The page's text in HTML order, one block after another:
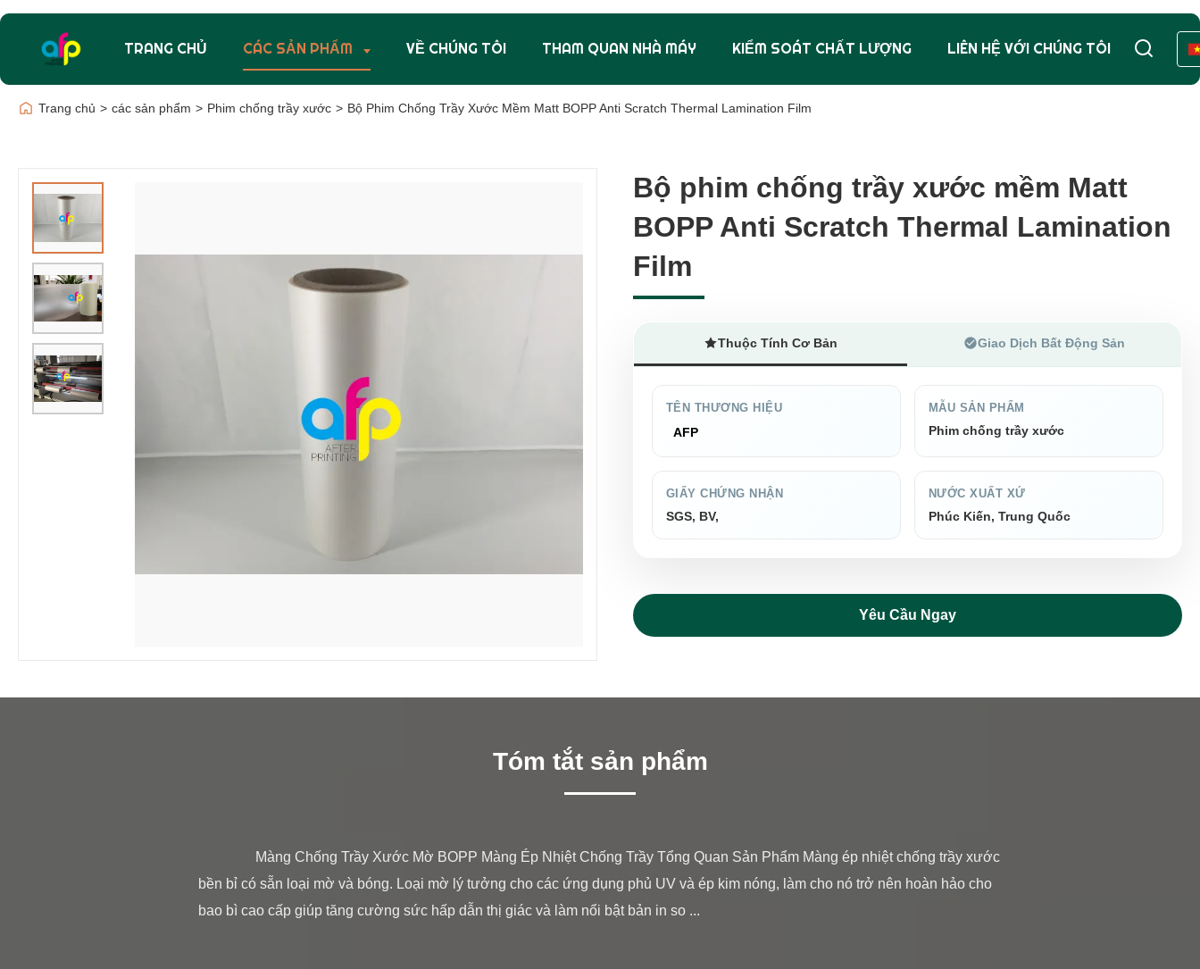
TRANG CHỦ CÁC SẢN PHẨM VỀ CHÚNG TÔI THAM QUAN NHÀ MÁY KIỂM SOÁT CHẤT LƯỢNG LIÊN HỆ VỚI CHÚNG TÔI
Trang chủ > các sản phẩm > Phim chống trầy xước > Bộ Phim Chống Trầy Xước Mềm Matt BOPP Anti Scratch Thermal Lamination Film
Bộ phim chống trầy xước mềm Matt
BOPP Anti Scratch Thermal Lamination
Film
Bộ phim chống trầy xước mềm Matt
BOPP Anti Scratch Thermal Lamination
Film
Thuộc Tính Cơ Bản Giao Dịch Bất Động Sản
TÊN THƯƠNG HIỆU
AFP
MẪU SẢN PHẨM
Phim chống trầy xước
GIẤY CHỨNG NHẬN
SGS, BV,
NƯỚC XUẤT XỨ
Phúc Kiến, Trung Quốc
Yêu Cầu Ngay
Tóm tắt sản phẩm
bền bỉ có sẵn loại mờ và bóng. Loại mờ lý tưởng cho các ứng dụng phủ UV và ép kim nóng, làm cho nó trở nên hoàn hảo cho
bao bì cao cấp giúp tăng cường sức hấp dẫn thị giác và làm nổi bật bản in so ...